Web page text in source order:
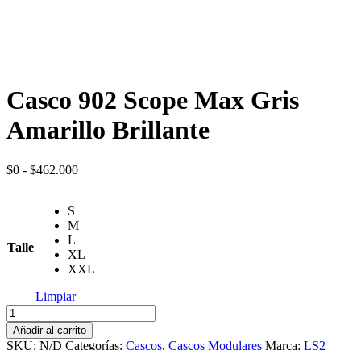
Casco 902 Scope Max Gris
Amarillo Brillante
$0 - $462.000Rango
$0
$462.000
Talle
S
M
L
XL
XXL
Limpiar
Casco
902
Scope
Añadir al carrito
SKU: N/D Categorías: Cascos, Cascos Modulares Marca: LS2